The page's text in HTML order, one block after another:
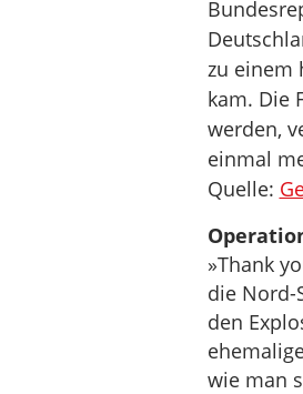
zu einem
kam. Die
werden,
einmal
Quelle:
»Thank
die Nord-
den
wie man